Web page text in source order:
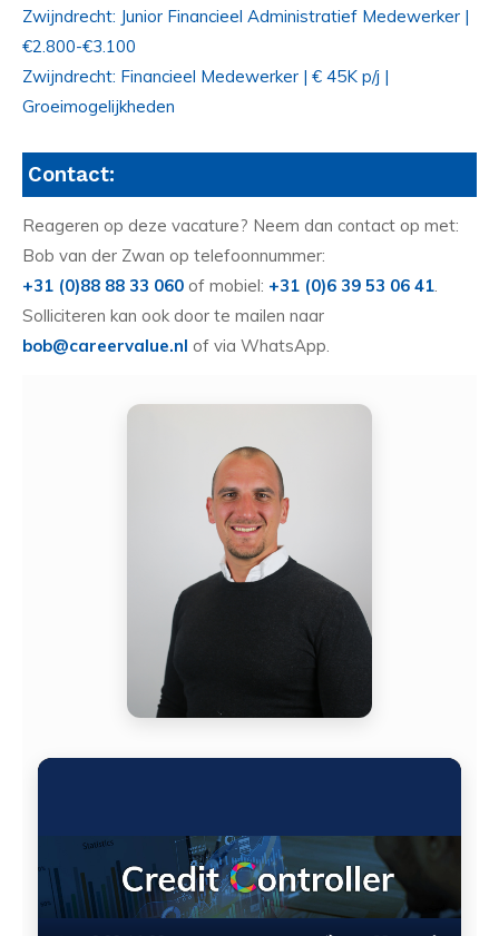
Zwijndrecht: Junior Financieel Administratief Medewerker |
€2.800-€3.100
Zwijndrecht: Financieel Medewerker | € 45K p/j |
Groeimogelijkheden
Contact:
Reageren op deze vacature? Neem dan contact op met:
Bob van der Zwan op telefoonnummer:
+31 (0)88 88 33 060 of mobiel: +31 (0)6 39 53 06 41.
Solliciteren kan ook door te mailen naar
bob@careervalue.nl of via WhatsApp.